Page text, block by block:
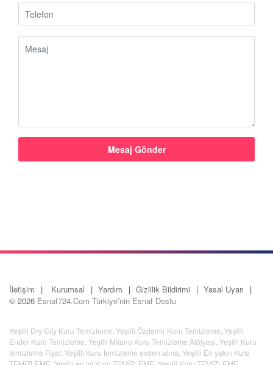
İletişim Kurumsal Yardım Gizlilik Bildirimi
Yasal Uyarı
© 2026 Esnaf724.Com Türkiye’nin Esnaf Dostu
Yeşilli Dry City Kuru Temizleme Yeşilli Özdemir Kuru Temizleme Yeşilli
Ender Kuru Temizleme Yeşilli Milano Kuru Temizleme Atölyesi Yeşilli Kuru
temizleme Fiyat Yeşilli Kuru temizleme evden alma Yeşilli En yakın Kuru